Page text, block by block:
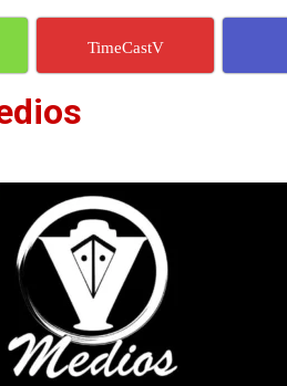
TimeCastV